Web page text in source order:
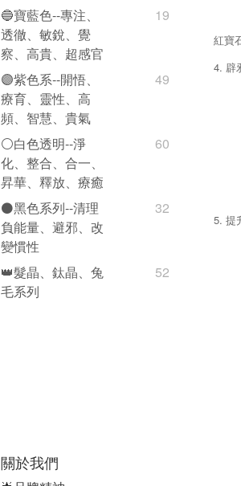
🔵寶藍色--專注、
透徹、敏銳、覺
察、高貴、超感官
19
🟣紫色系--開悟、
療育、靈性、高
頻、智慧、貴氣
49
⚪️白色透明--淨
化、整合、合一、
昇華、釋放、療癒
60
⚫️黑色系列--清理
負能量、避邪、改
變慣性
32
👑髮晶、鈦晶、兔
毛系列
52
紅寶
4. 辟
5. 提
關於我們